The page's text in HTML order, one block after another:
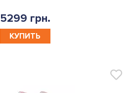
5299 грн.
КУПИТЬ